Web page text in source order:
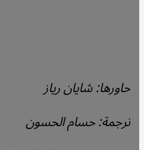
حاورها: شايان رياز
ترجمة: حسام الحسون